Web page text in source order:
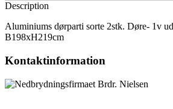
Description
Aluminiums dørparti sorte 2stk. Døre- 1v
B198xH219cm
Kontaktinformation